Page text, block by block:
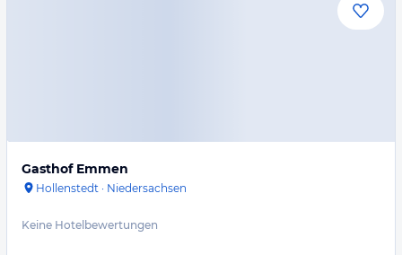
Gasthof Emmen
Hollenstedt · Niedersachsen
Keine Hotelbewertungen